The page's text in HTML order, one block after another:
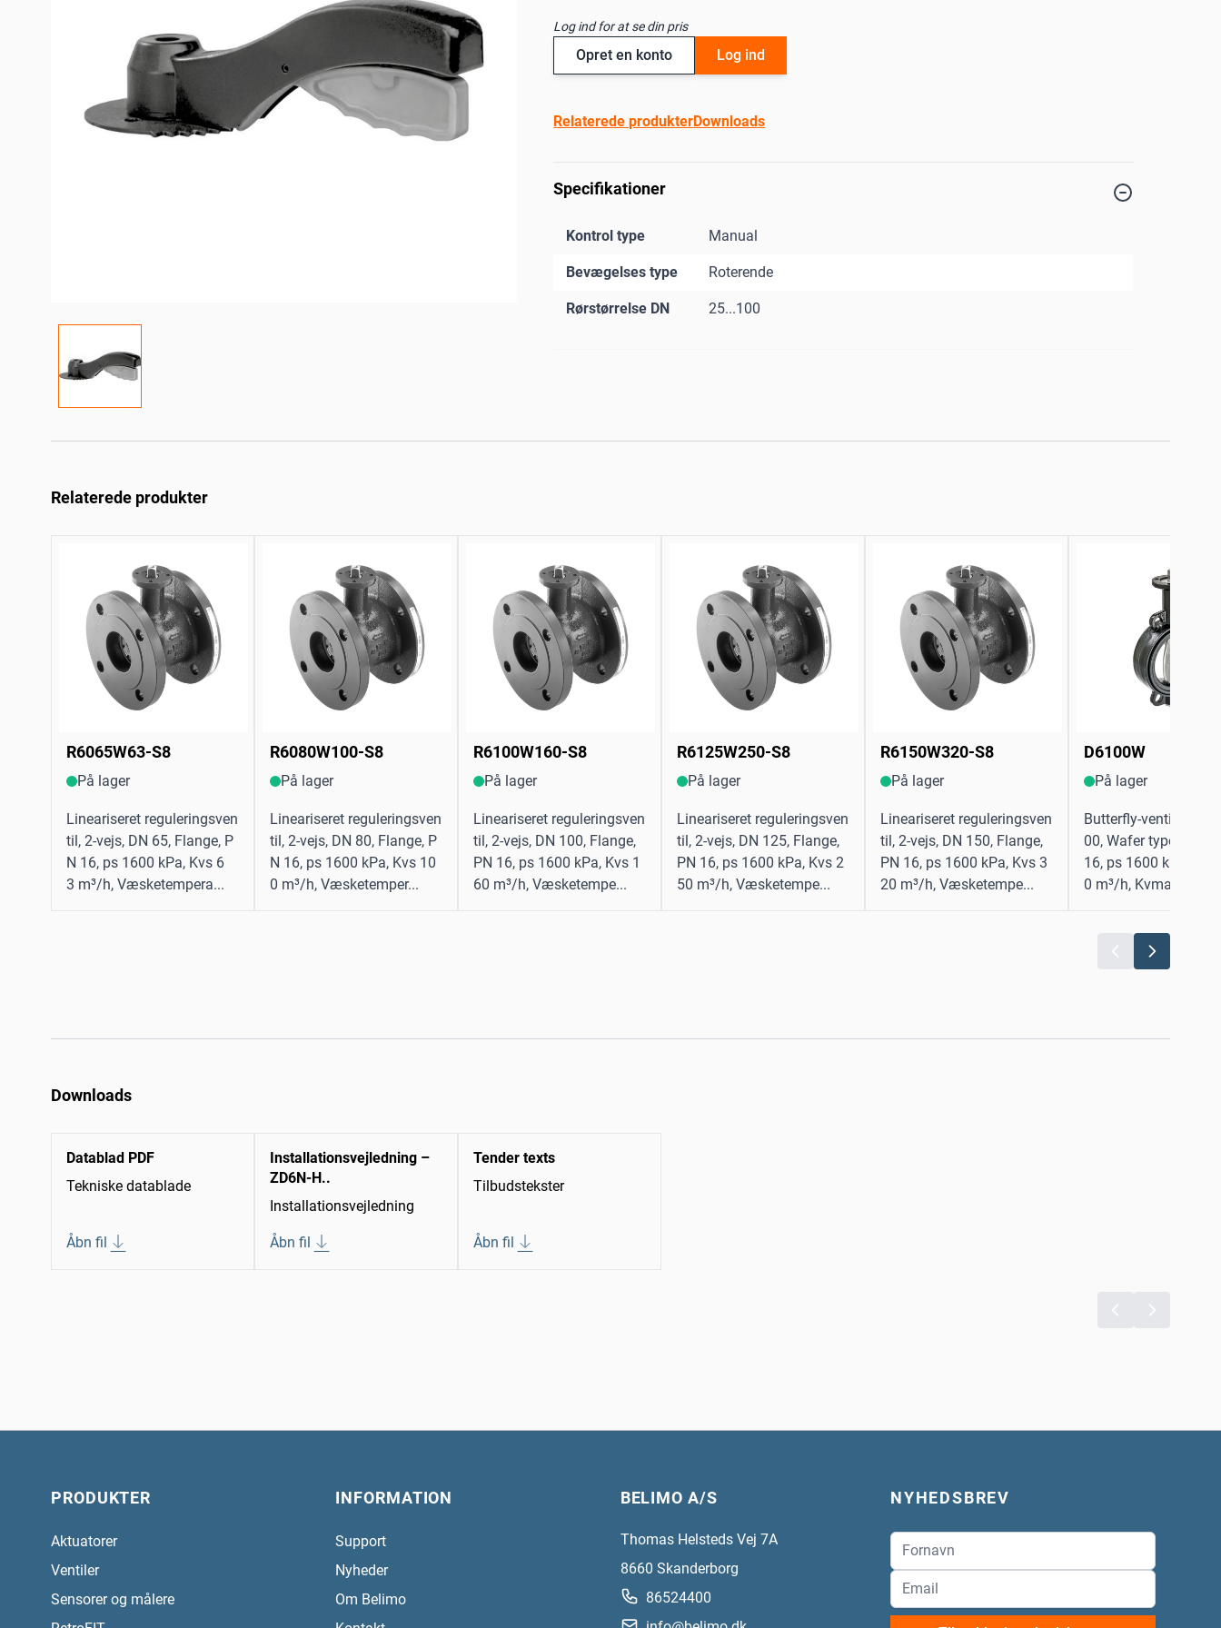
Log ind for at se din pris
Opret en konto Log ind
Relaterede produkterDownloads
Specifikationer
Kontrol type Manual
Bevægelses type Roterende
Rørstørrelse DN 25...100
Relaterede produkter
R6065W63-S8
På lager
Lineariseret reguleringsven
til, 2-vejs, DN 65, Flange, P
N 16, ps 1600 kPa, Kvs 6
3 m³/h, Væsketempera...
R6080W100-S8
På lager
Lineariseret reguleringsven
til, 2-vejs, DN 80, Flange, P
N 16, ps 1600 kPa, Kvs 10
0 m³/h, Væsketemper...
R6100W160-S8
På lager
Lineariseret reguleringsven
til, 2-vejs, DN 100, Flange,
PN 16, ps 1600 kPa, Kvs 1
60 m³/h, Væsketempe...
R6125W250-S8
På lager
Lineariseret reguleringsven
til, 2-vejs, DN 125, Flange,
PN 16, ps 1600 kPa, Kvs 2
50 m³/h, Væsketempe...
R6150W320-S8
På lager
Lineariseret reguleringsven
til, 2-vejs, DN 150, Flange,
PN 16, ps 1600 kPa, Kvs 3
20 m³/h, Væsketempe...
D6100W
På lager
Butterfly-ventil, 2-
00, Wafer type PN 6
16, ps 1600 kPa, Kvs
0 m³/h, Kvmax 690
Downloads
Datablad PDF
Tekniske datablade
Åbn fil
Installationsvejledning –
ZD6N-H..
Installationsvejledning
Åbn fil
Tender texts
Tilbudstekster
Åbn fil
PRODUKTER
Aktuatorer
Ventiler
Sensorer og målere
INFORMATION
Support
Nyheder
Om Belimo
BELIMO A/S
Thomas Helsteds Vej 7A
8660 Skanderborg
86524400
NYHEDSBREV